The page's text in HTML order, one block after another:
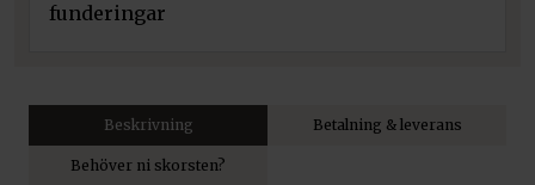
funderingar
Beskrivning Betalning & leverans
Behöver ni skorsten?